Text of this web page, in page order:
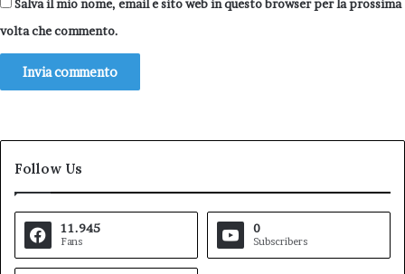
Salva il mio nome, email e sito web in questo browser per la prossima
volta che commento.
Follow Us
11.945
Fans
0
Subscribers